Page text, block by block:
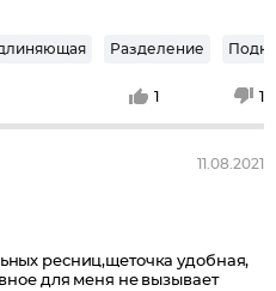
Разделение
1 1
11.08.2021
ресниц,щеточка удобная,
для меня не вызывает